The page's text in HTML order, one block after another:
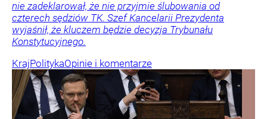
nie zadeklarował, że nie przyjmie ślubowania od
czterech sędziów TK. Szef Kancelarii Prezydenta
wyjaśnił, że kluczem będzie decyzja Trybunału
Konstytucyjnego.
KrajPolitykaOpinie i komentarze